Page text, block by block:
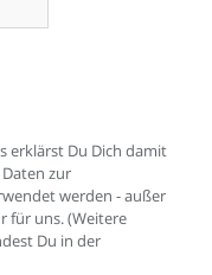
erklärst Du Dich damit
zur
werden - außer
für uns. (Weitere
Du in der